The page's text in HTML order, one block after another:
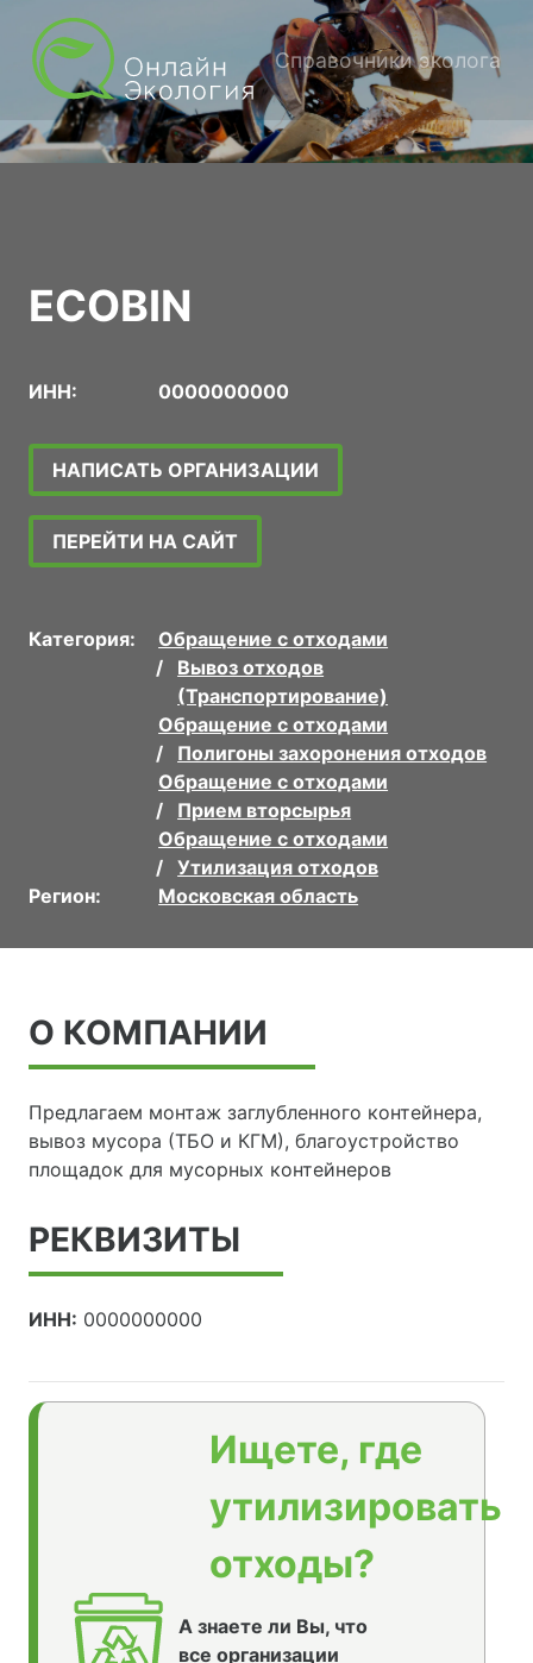
Справочники эколога
ECOBIN
ИНН: 0000000000
НАПИСАТЬ ОРГАНИЗАЦИИ
ПЕРЕЙТИ НА САЙТ
Категория:
Обращение с отходами
Вывоз отходов
(Транспортирование)
Обращение с отходами
Полигоны захоронения отходов
Обращение с отходами
Прием вторсырья
Обращение с отходами
Утилизация отходов
Регион:
Московская область
О КОМПАНИИ
Предлагаем монтаж заглубленного контейнера,
вывоз мусора (ТБО и КГМ), благоустройство
площадок для мусорных контейнеров
РЕКВИЗИТЫ
ИНН: 0000000000
Ищете, где
утилизировать
отходы?
А знаете ли Вы, что
все организации